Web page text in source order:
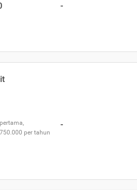
-
per tahun
-